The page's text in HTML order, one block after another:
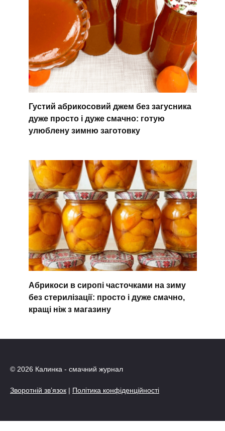
Густий абрикосовий джем без загусника
дуже просто і дуже смачно: готую
улюблену зимню заготовку
Абрикоси в сиропі часточками на зиму
без стерилізації: просто і дуже смачно,
кращі ніж з магазину
© 2026 Калинка - смачний журнал
Зворотній зв’язок | Політика конфіденційності